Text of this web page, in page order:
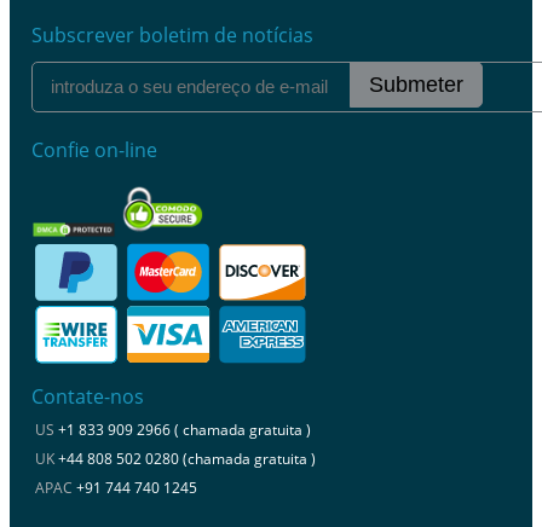
Subscrever boletim de notícias
Submeter
Confie on-line
Contate-nos
US +1 833 909 2966 ( chamada gratuita )
UK+44 808 502 0280 (chamada gratuita )
APAC +91 744 740 1245